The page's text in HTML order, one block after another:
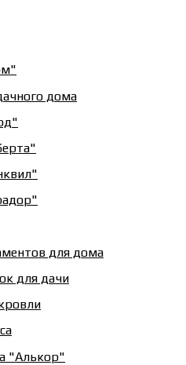
дома
для дома
для дачи
"Алькор"